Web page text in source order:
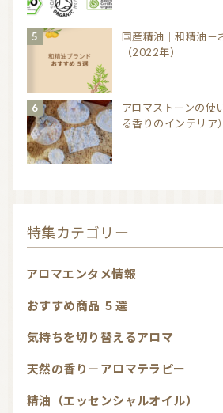
国産精油｜和精油－おすすめブランド５選
（2022年）
アロマストーンの使い方（ズボラでも使え
る香りのインテリア）
特集カテゴリー
アロマエンタメ情報
おすすめ商品 ５選
気持ちを切り替えるアロマ
天然の香り－アロマテラピー
精油（エッセンシャルオイル）